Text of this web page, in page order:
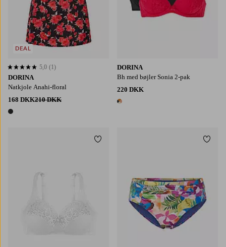
DORINA
Natkjole Anahi-floral
168 DKK210 DKK
1 farve
5,0 baseret på 1 bedømmelser
5,0 (1)
DEAL
DORINA
Bh med bøjler Sonia 2-pak
220 DKK
1 farve
Tilføj til favoritter